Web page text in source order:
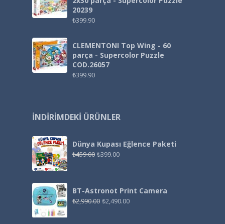
20239
₺399.90
CLEMENTONI Top Wing - 60
parça - Supercolor Puzzle
COD.26057
₺399.90
İNDIRIMDEKI ÜRÜNLER
Dünya Kupası Eğlence Paketi
₺459.00 ₺399.00
BT-Astronot Print Camera
₺2,990.00 ₺2,490.00